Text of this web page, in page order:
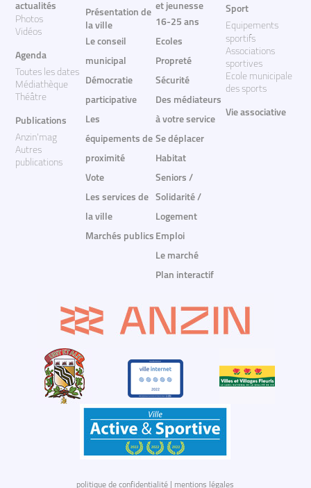
actualités
Photos
Vidéos
Agenda
Toutes les dates
Médiathèque
Théâtre
Publications
Anzin'mag
Autres
publications
Présentation de
la ville
Le conseil
municipal
Démocratie
participative
Les
équipements de
proximité
Vote
Les services de
la ville
Marchés publics
et jeunesse
16-25 ans
Ecoles
Propreté
Sécurité
Des médiateurs
à votre service
Se déplacer
Habitat
Seniors /
Solidarité /
Logement
Emploi
Le marché
Plan interactif
Sport
Equipements
sportifs
Associations
sportives
Ecole municipale
des sports
Vie associative
politique de confidentialité mentions légales